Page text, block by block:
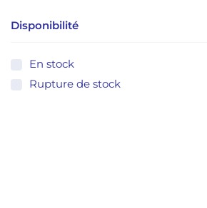
Disponibilité
En stock
Rupture de stock